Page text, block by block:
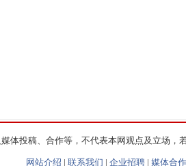
体投稿、合作等，不代表本网观点及立场
网站介绍 | 联系我们 | 企业招聘 | 媒体合作